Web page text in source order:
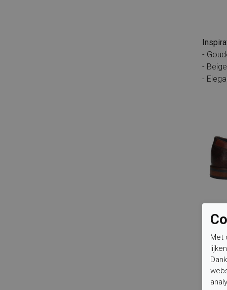
-
-
-
Met